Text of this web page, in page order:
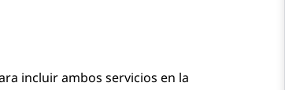
incluir ambos servicios en la